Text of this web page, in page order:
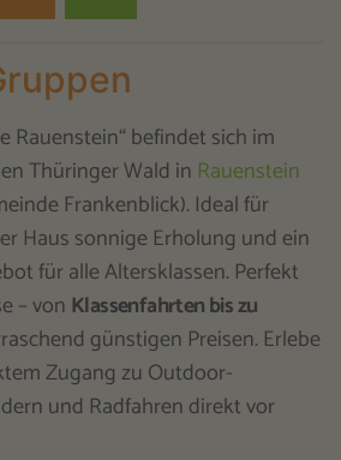
Rauenstein“ befindet sich im
Thüringer Wald in Rauenstein
Frankenblick). Ideal für
Haus sonnige Erholung und ein
für alle Altersklassen. Perfekt
– von Klassenfahrten bis zu
günstigen Preisen. Erlebe
Zugang zu Outdoor-
und Radfahren direkt vor